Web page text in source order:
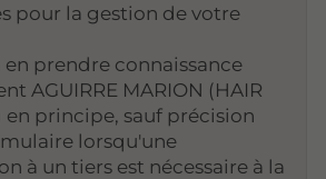
pour la gestion de votre
prendre connaissance
AGUIRRE MARION (HAIR
en principe, sauf précision
lorsqu'une
à un tiers est nécessaire à la